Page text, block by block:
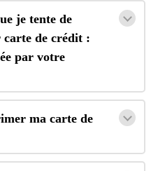
je tente de
carte de crédit :
ée par votre
ma carte de